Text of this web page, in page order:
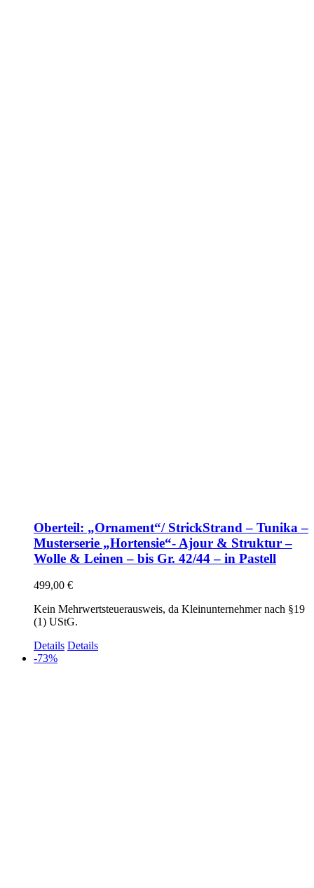
Oberteil: „Ornament“/ StrickStrand – Tunika –
Musterserie „Hortensie“- Ajour & Struktur –
Wolle & Leinen – bis Gr. 42/44 – in Pastell
499,00 €
Kein Mehrwertsteuerausweis, da Kleinunternehmer nach §19
(1) UStG.
Details Details
-73%